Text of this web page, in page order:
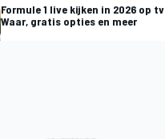
Formule 1 live kijken in 2026 op
Waar, gratis opties en meer